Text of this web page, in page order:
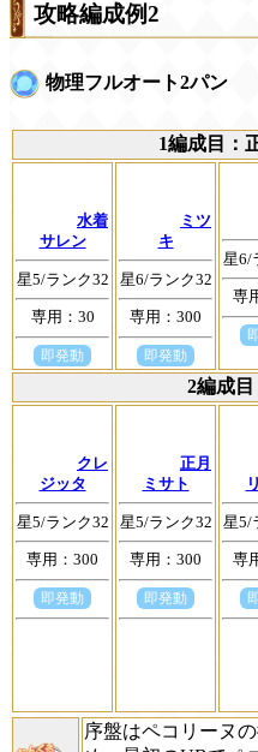
攻略編成例2
物理フルオート2パン
1編成目：
水着
サレン
星5/ランク32
専用：30
即発動
ミツ
キ
星6/ランク32
専用：300
即発動
星6/
専
2編成
クレ
ジッタ
星5/ランク32
専用：300
即発動
正月
ミサト
星5/ランク32
専用：300
即発動
星5/
専
序盤はペコリーヌ